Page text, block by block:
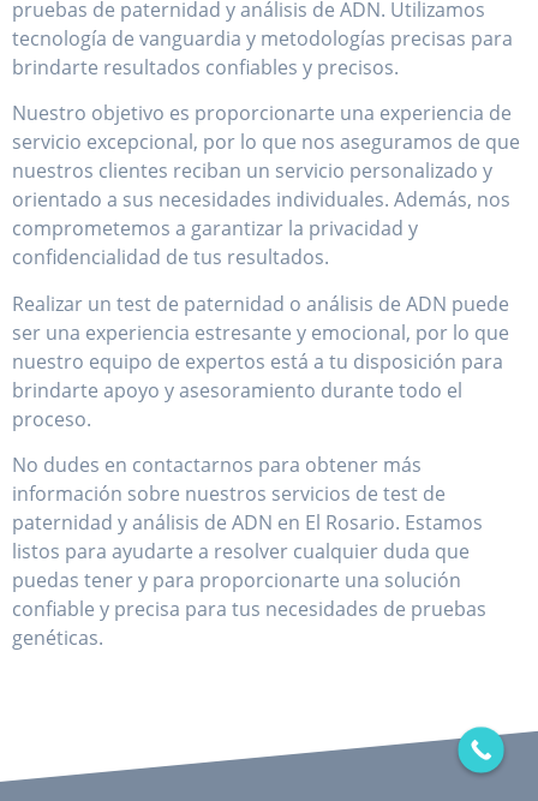
Nuestro objetivo es proporcionarte una experiencia de
servicio excepcional, por lo que nos aseguramos de que
nuestros clientes reciban un servicio personalizado y
comprometemos a garantizar la privacidad y
confidencialidad de tus resultados.
Realizar un test de paternidad o análisis de ADN puede
ser una experiencia estresante y emocional, por lo que
nuestro equipo de expertos está a tu disposición para
proceso.
No dudes en contactarnos para obtener más
información sobre nuestros servicios de test de
paternidad y análisis de ADN en El Rosario. Estamos
puedas tener y para proporcionarte una solución
confiable y precisa para tus necesidades de pruebas
genéticas.
Pruebas de paternidad